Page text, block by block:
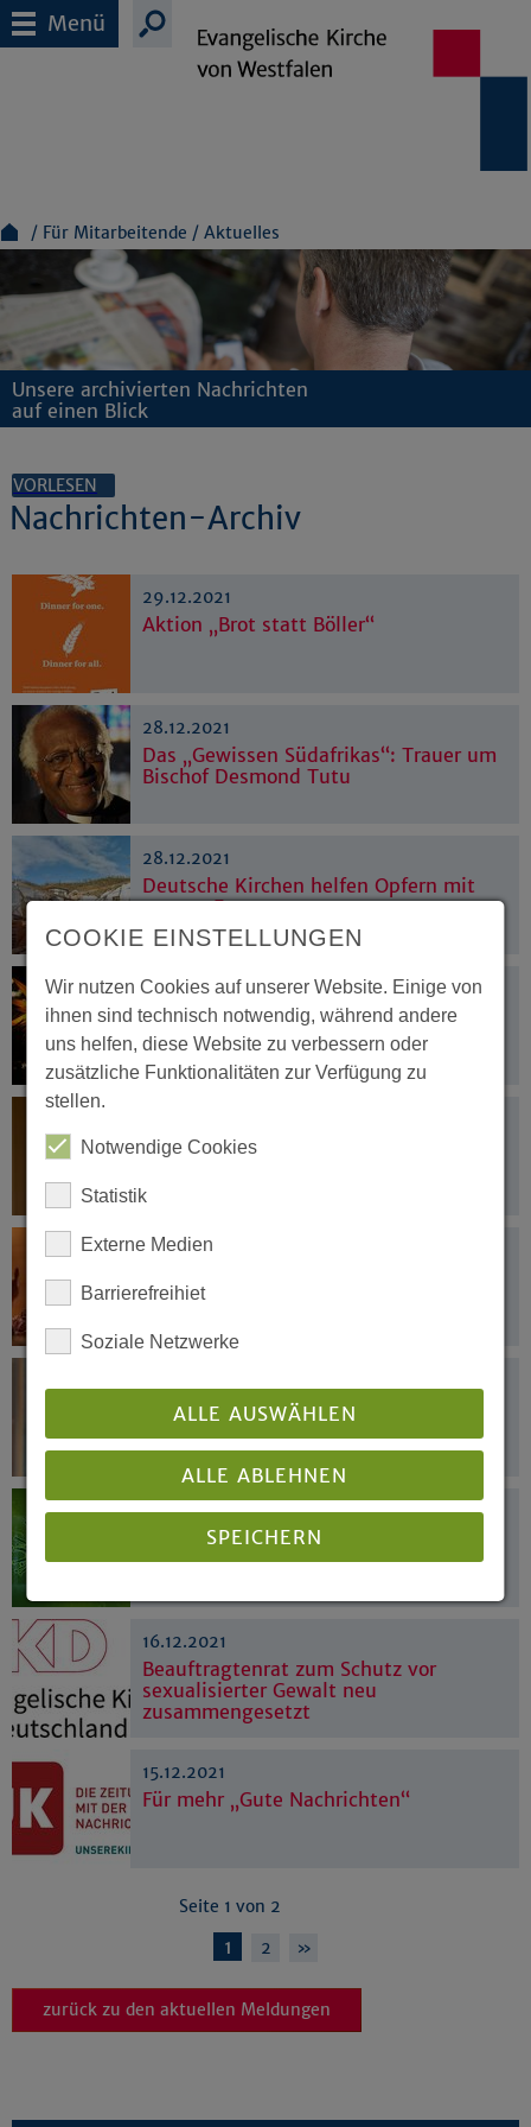
Menü
Für Mitarbeitende Aktuelles
Unsere archivierten Nachrichten
auf einen Blick
VORLESEN
Nachrichten-Archiv
29.12.2021
Aktion „Brot statt Böller“
28.12.2021
Das „Gewissen Südafrikas“: Trauer um
Bischof Desmond Tutu
28.12.2021
Deutsche Kirchen helfen Opfern mit
15.000 Euro
24.12.2021
Weihnachtsbotschaft 2021:
„Freudenbotschaft von pandemischem
Ausmaß“
Weihnachten ist mehr als Feiern
22.12.2021
Weihnachtszeit ist Spendenzeit
16.12.2021
Mit 2G-Regel und FFP2-Masken in die
Weihnachtsgottesdienste
16.12.2021
Beauftragtenrat zum Schutz vor
sexualisierter Gewalt neu
zusammengesetzt
15.12.2021
Für mehr „Gute Nachrichten“
Seite 1 von 2
1 2 »
zurück zu den aktuellen Meldungen
COOKIE EINSTELLUNGEN
Wir nutzen Cookies auf unserer Website. Einige von
ihnen sind technisch notwendig, während andere
uns helfen, diese Website zu verbessern oder
zusätzliche Funktionalitäten zur Verfügung zu
stellen.
Notwendige Cookies
Statistik
Externe Medien
Barrierefreihiet
Soziale Netzwerke
ALLE AUSWÄHLEN
ALLE ABLEHNEN
SPEICHERN
Impressum|Datenschutz